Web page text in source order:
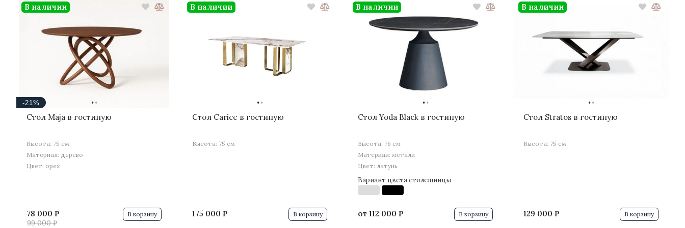
··
-21%
Стол Maja в гостиную
Высота: 75 см
Материал: дерево
Цвет: орех
78 000 ₽
99 000 ₽
В наличии
В корзину
··
Стол Carice в гостиную
Высота: 75 см
175 000 ₽
В наличии
В корзину
··
Стол Yoda Black в гостиную
Высота: 76 см
Материал: металл
Цвет: латунь
Вариант цвета столешницы
от 112 000 ₽
В наличии
В корзину
··
Стол Stratos в гостиную
Высота: 75 см
129 000 ₽
В наличии
В корзину